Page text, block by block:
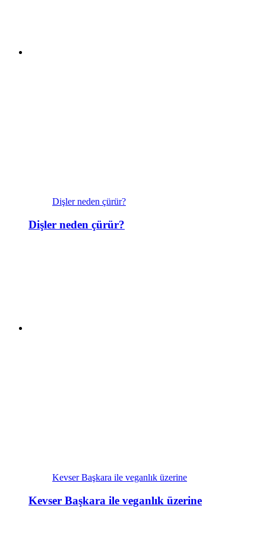
Dişler neden çürür?
Dişler neden çürür?
Kevser Başkara ile veganlık üzerine
Kevser Başkara ile veganlık üzerine